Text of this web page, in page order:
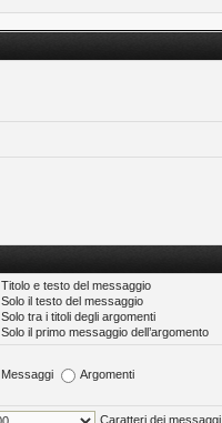
Titolo e testo del messaggio
Solo il testo del messaggio
Solo tra i titoli degli argomenti
Solo il primo messaggio dell’argomento
Messaggi Argomenti
Caratteri dei messaggi